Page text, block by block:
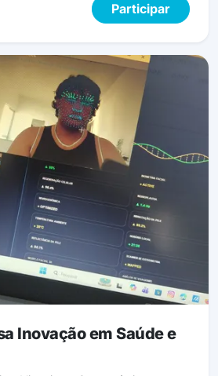
Participar
Inovação em Saúde e